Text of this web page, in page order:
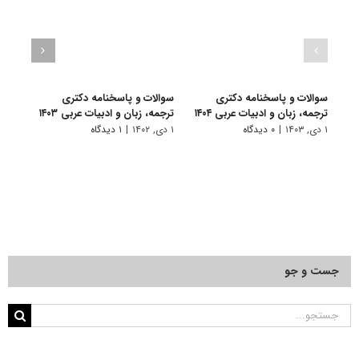
سوالات و پاسخنامه دکتری
ترجمه، زبان و ادبیات عربی ۱۴۰۴
۱ دی, ۱۴۰۳ | ۰ دیدگاه
سوالات و پاسخنامه دکتری
ترجمه، زبان و ادبیات عربی ۱۴۰۳
۱ دی, ۱۴۰۲ | ۱ دیدگاه
جست و جو
جستجو